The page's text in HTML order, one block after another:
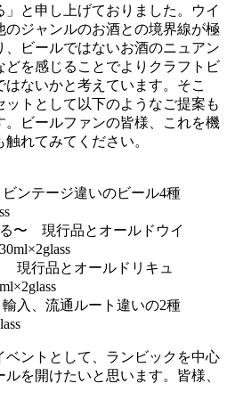
」と申し上げておりました。ウイ
のジャンルのお酒との境界線が極
ビールではないお酒のニュアン
どを感じることでよりクラフトビ
ないかと考えています。そこ
トとして以下のようなご提案も
。ビールファンの皆様、これを機
れてみてください。
ンテージ違いのビール4種
〜 現行品とオールドウイ
現行品とオールドリキュ
入、流通ルート違いの2種
ベントとして、ランビックを中心
を開けたいと思います。皆様、